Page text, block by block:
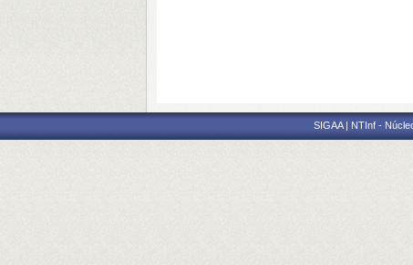
SIGAA | NTInf -